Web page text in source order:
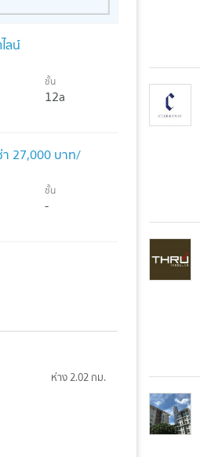
ลน์
ชั้น
12a
า 27,000 บาท/
ชั้น
-
ห่าง 2.02 กม.